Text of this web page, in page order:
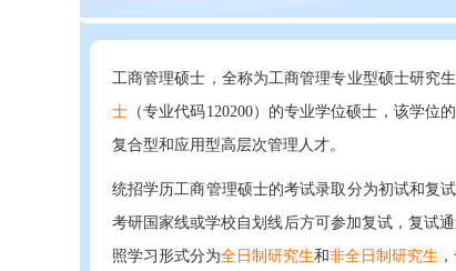
工商管理硕士，全称为工商管理专业型硕士研究
士 （专业代码120200）的专业学位硕士，该学位
复合型和应用型高层次管理人才。
统招学历工商管理硕士的考试录取分为初试和复
考研国家线或学校自划线后方可参加复试，复试
照学习形式分为全日制研究生和非全日制研究生